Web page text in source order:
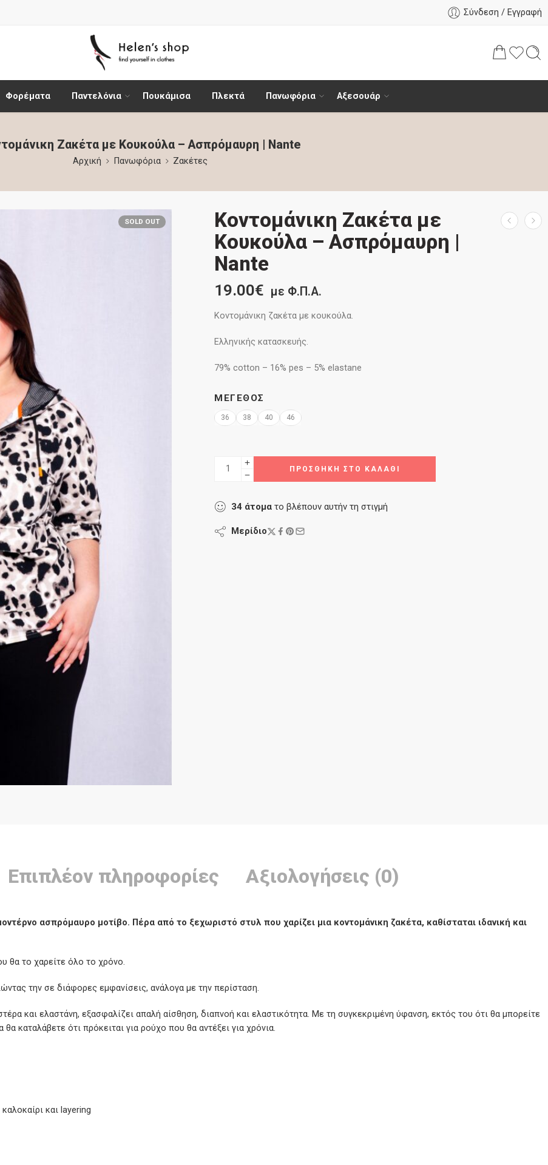
Σύνδεση / Εγγραφή
Φορέματα Παντελόνια Πουκάμισα Πλεκτά Πανωφόρια Αξεσουάρ
Ζακέτα με Κουκούλα – Ασπρόμαυρη | Nante
Αρχική Πανωφόρια Ζακέτες
SOLD OUT
Κοντομάνικη Ζακέτα με
Κουκούλα – Ασπρόμαυρη |
Nante
19.00€ με Φ.Π.Α.
Κοντομάνικη ζακέτα με κουκούλα.
Ελληνικής κατασκευής.
79% cotton – 16% pes – 5% elastane
ΜΈΓΕΘΟΣ
36 38 40 46
ΠΡΟΣΘΉΚΗ ΣΤΟ ΚΑΛΆΘΙ
34 άτομα το βλέπουν αυτήν τη στιγμή
Μερίδιο
Επιπλέον πληροφορίες Αξιολογήσεις (0)
ασπρόμαυρο μοτίβο. Πέρα από το ξεχωριστό στυλ που χαρίζει μια κοντομάνικη ζακέτα, καθίσταται ιδανική και
θα το χαρείτε όλο το χρόνο.
την σε διάφορες εμφανίσεις, ανάλογα με την περίσταση.
και ελαστάνη, εξασφαλίζει απαλή αίσθηση, διαπνοή και ελαστικότητα. Με τη συγκεκριμένη ύφανση, εκτός του ότι θα μπορείτε
καταλάβετε ότι πρόκειται για ρούχο που θα αντέξει για χρόνια.
και layering